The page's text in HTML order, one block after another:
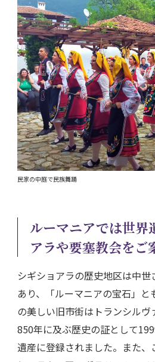
民家の中庭で民族舞踊
ルーマニアでは世界
アラや要塞教会をご
シギショアラの歴史地区は中
あり、「ルーマニアの宝石」と
の美しい旧市街はトランシル
850年に及ぶ歴史の証として
遺産に登録されました。また、